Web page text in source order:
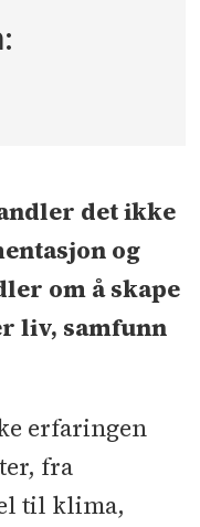
det ikke
og
om å skape
liv, samfunn
erfaringen
fra
til klima,